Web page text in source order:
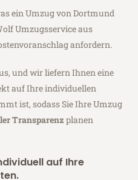
ein Umzug von Dortmund
Umzugsservice aus
anfordern.
und wir liefern Ihnen eine
auf Ihre individuellen
ist, sodass Sie Ihre Umzug
Transparenz planen
auf Ihre